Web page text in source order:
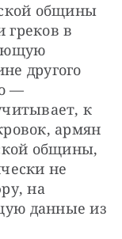
общины
греков в
другого
—
к
армян
общины,
не
на
данные из